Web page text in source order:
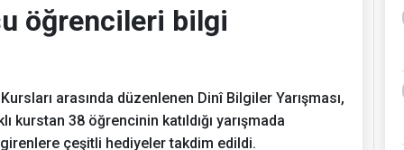
öğrencileri bilgi
arasında düzenlenen Dinî Bilgiler Yarışması,
38 öğrencinin katıldığı yarışmada
çeşitli hediyeler takdim edildi.